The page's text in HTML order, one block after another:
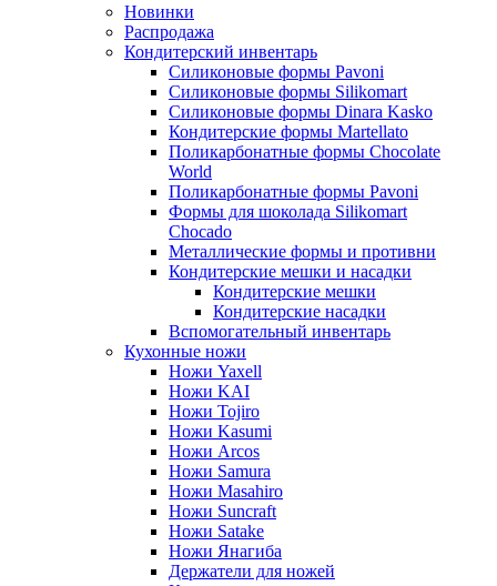
Новинки
Распродажа
Кондитерский инвентарь
Силиконовые формы Pavoni
Силиконовые формы Silikomart
Силиконовые формы Dinara Kasko
Кондитерские формы Martellato
Поликарбонатные формы Chocolate
World
Поликарбонатные формы Pavoni
Формы для шоколада Silikomart
Chocado
Металлические формы и противни
Кондитерские мешки и насадки
Кондитерские мешки
Кондитерские насадки
Вспомогательный инвентарь
Кухонные ножи
Ножи Yaxell
Ножи KAI
Ножи Tojiro
Ножи Kasumi
Ножи Arcos
Ножи Samura
Ножи Masahiro
Ножи Suncraft
Ножи Satake
Ножи Янагиба
Держатели для ножей